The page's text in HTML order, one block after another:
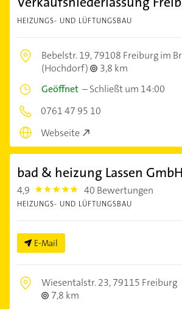
HEIZUNGS- UND LÜFTUNGSBAU
Bebelstr. 19,79108 Freiburg im
(Hochdorf)
3,8 km
Geöffnet –Schließt um 14:00
0761 47 95 10
Webseite
bad & heizung Lassen GmbH
4,9 4.9 40 Bewertungen
HEIZUNGS- UND LÜFTUNGSBAU
E-Mail
Wiesentalstr. 23,79115 Freiburg
7,8 km